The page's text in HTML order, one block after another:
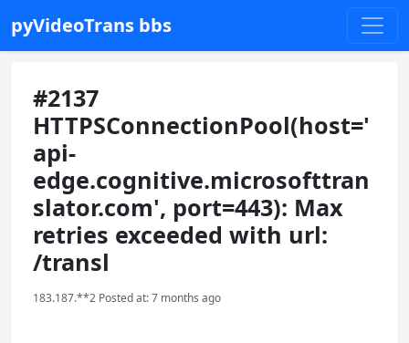
pyVideoTrans bbs
#2137
HTTPSConnectionPool(host='
api-
edge.cognitive.microsofttran
slator.com', port=443): Max
retries exceeded with url:
/transl
183.187.**2 Posted at: 7 months ago